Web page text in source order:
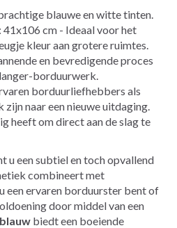
blauwe en witte tinten.
cm - Ideaal voor het
kleur aan grotere ruimtes.
en bevredigende proces
borduurwerk.
borduurliefhebbers als
zijn naar een nieuwe uitdaging.
heeft om direct aan de slag te
een subtiel en toch opvallend
combineert met
een ervaren borduurster bent of
door middel van een
biedt een boeiende